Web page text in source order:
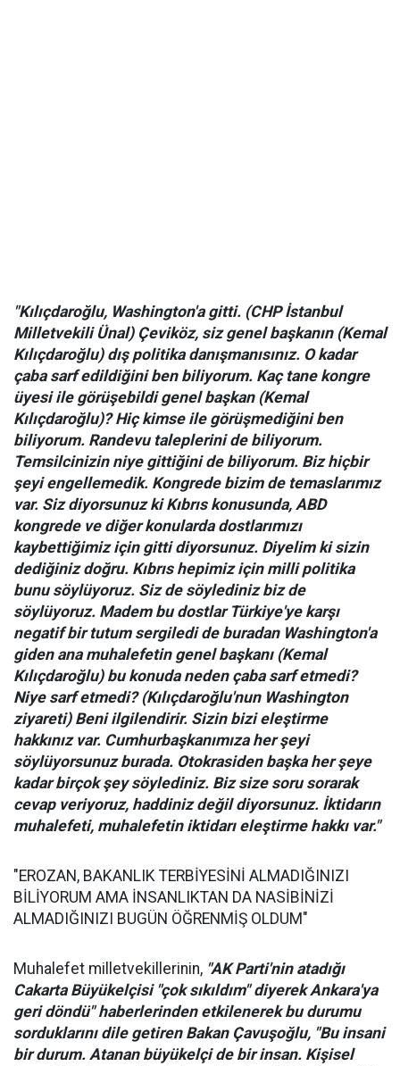
"Kılıçdaroğlu, Washington'a gitti. (CHP İstanbul
Milletvekili Ünal) Çeviköz, siz genel başkanın (Kemal
Kılıçdaroğlu) dış politika danışmanısınız. O kadar
çaba sarf edildiğini ben biliyorum. Kaç tane kongre
üyesi ile görüşebildi genel başkan (Kemal
Kılıçdaroğlu)? Hiç kimse ile görüşmediğini ben
biliyorum. Randevu taleplerini de biliyorum.
Temsilcinizin niye gittiğini de biliyorum. Biz hiçbir
şeyi engellemedik. Kongrede bizim de temaslarımız
var. Siz diyorsunuz ki Kıbrıs konusunda, ABD
kongrede ve diğer konularda dostlarımızı
kaybettiğimiz için gitti diyorsunuz. Diyelim ki sizin
dediğiniz doğru. Kıbrıs hepimiz için milli politika
bunu söylüyoruz. Siz de söylediniz biz de
söylüyoruz. Madem bu dostlar Türkiye'ye karşı
negatif bir tutum sergiledi de buradan Washington'a
giden ana muhalefetin genel başkanı (Kemal
Kılıçdaroğlu) bu konuda neden çaba sarf etmedi?
Niye sarf etmedi? (Kılıçdaroğlu'nun Washington
ziyareti) Beni ilgilendirir. Sizin bizi eleştirme
hakkınız var. Cumhurbaşkanımıza her şeyi
söylüyorsunuz burada. Otokrasiden başka her şeye
kadar birçok şey söylediniz. Biz size soru sorarak
cevap veriyoruz, haddiniz değil diyorsunuz. İktidarın
muhalefeti, muhalefetin iktidarı eleştirme hakkı var."
"EROZAN, BAKANLIK TERBİYESİNİ ALMADIĞINIZI
BİLİYORUM AMA İNSANLIKTAN DA NASİBİNİZİ
ALMADIĞINIZI BUGÜN ÖĞRENMİŞ OLDUM"
Muhalefet milletvekillerinin, "AK Parti'nin atadığı
Cakarta Büyükelçisi "çok sıkıldım" diyerek Ankara'ya
geri döndü" haberlerinden etkilenerek bu durumu
sorduklarını dile getiren Bakan Çavuşoğlu, "Bu insani
bir durum. Atanan büyükelçi de bir insan. Kişisel